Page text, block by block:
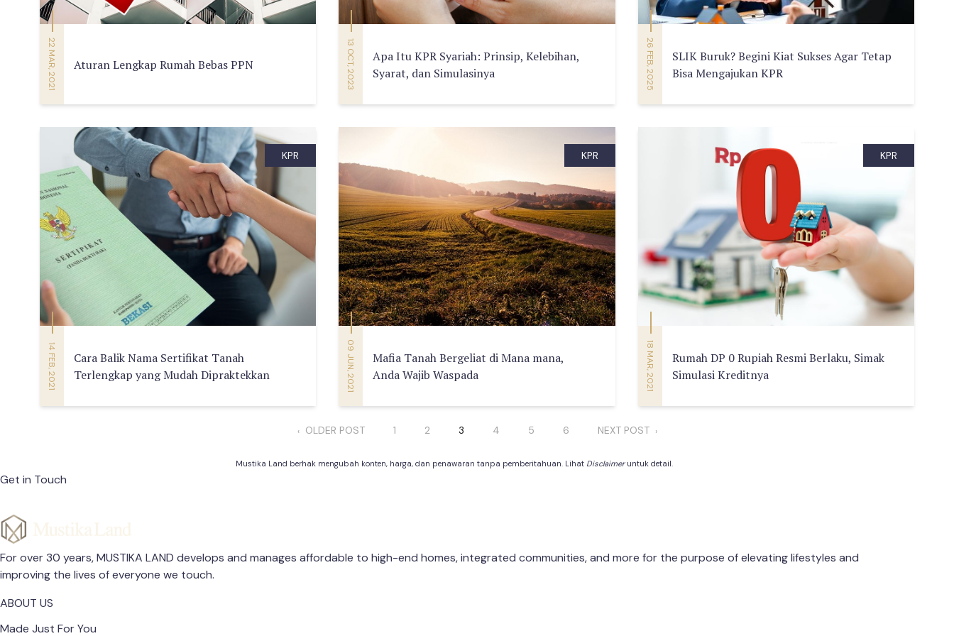
22 MAR, 2021 Aturan Lengkap Rumah Bebas PPN 13 OCT, 2023
Apa Itu KPR Syariah: Prinsip, Kelebihan,
Syarat, dan Simulasinya
26 FEB, 2025
SLIK Buruk? Begini Kiat Sukses Agar Tetap
Bisa Mengajukan KPR
KPR
14 FEB, 2021
Cara Balik Nama Sertifikat Tanah
Terlengkap yang Mudah Dipraktekkan
KPR
09 JUN, 2021
Mafia Tanah Bergeliat di Mana mana,
Anda Wajib Waspada
KPR
18 MAR, 2021
Rumah DP 0 Rupiah Resmi Berlaku, Simak
Simulasi Kreditnya
‹ OLDER POST 1 2 3 4 5 6 NEXT POST ›
Mustika Land berhak mengubah konten, harga, dan penawaran tanpa pemberitahuan. Lihat Disclaimeruntuk detail.
Get in Touch
For over 30 years, MUSTIKA LAND develops and manages affordable to high-end homes, integrated communities, and more for the purpose of elevating lifestyles and
improving the lives of everyone we touch.
ABOUT US
Made Just For You